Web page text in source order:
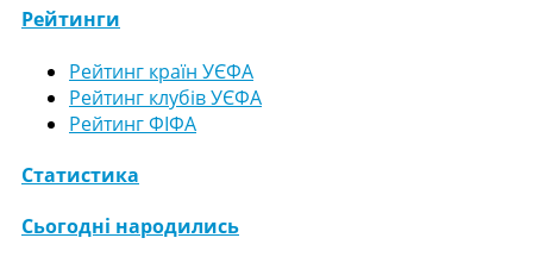
Рейтинги
Рейтинг країн УЄФА
Рейтинг клубів УЄФА
Рейтинг ФІФА
Статистика
Сьогодні народились